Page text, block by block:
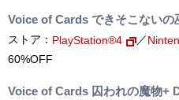
Voice of Cards できそこないの
ストア： PlayStation®4 ／
60%OFF
Voice of Cards 囚われの魔物+